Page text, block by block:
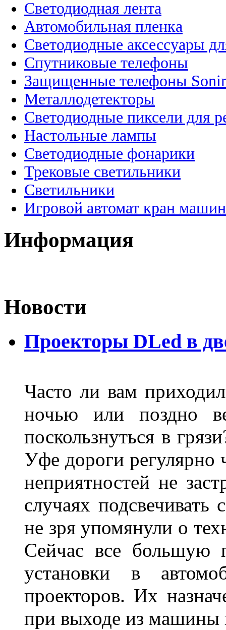
Светодиодная лента
Автомобильная пленка
Светодиодные аксессуары
Спутниковые телефоны
Защищенные телефоны
Металлодетекторы
Светодиодные пиксели для
Настольные лампы
Светодиодные фонарики
Трековые светильники
Светильники
Игровой автомат кран
Информация
Новости
Проекторы DLed в
Часто ли вам
ночью или поздно
поскользнуться в
Уфе дороги регулярно
неприятностей не
случаях
не зря упомянули о
Сейчас все большую
установки в
проекторов. Их
при выходе из